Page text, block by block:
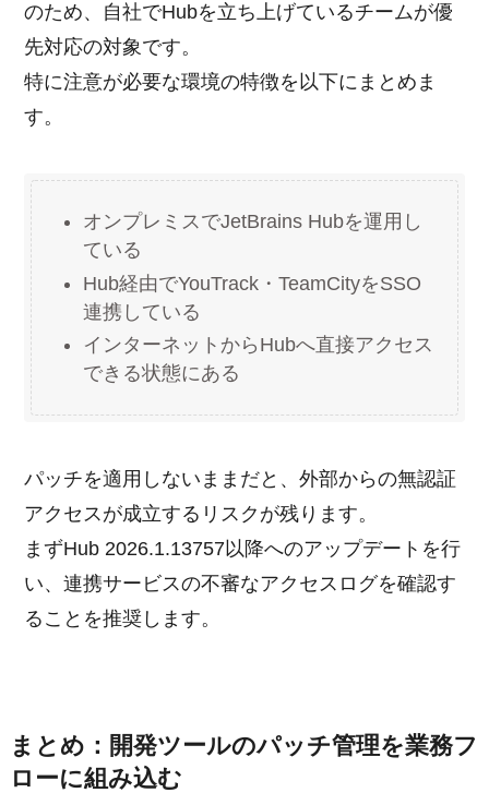
のため、自社でHubを立ち上げているチームが優
先対応の対象です。
特に注意が必要な環境の特徴を以下にまとめま
す。
オンプレミスでJetBrains Hubを運用し
ている
Hub経由でYouTrack・TeamCityをSSO
連携している
インターネットからHubへ直接アクセス
できる状態にある
パッチを適用しないままだと、外部からの無認証
アクセスが成立するリスクが残ります。
まずHub 2026.1.13757以降へのアップデートを行
い、連携サービスの不審なアクセスログを確認す
ることを推奨します。
まとめ：開発ツールのパッチ管理を業務フ
ローに組み込む